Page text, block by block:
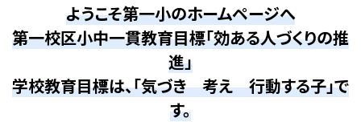
ようこそ第一小のホームページへ
第一校区小中一貫教育目標「効ある人づくりの推
進」
学校教育目標は、「気づき 考え 行動する子」で
す。